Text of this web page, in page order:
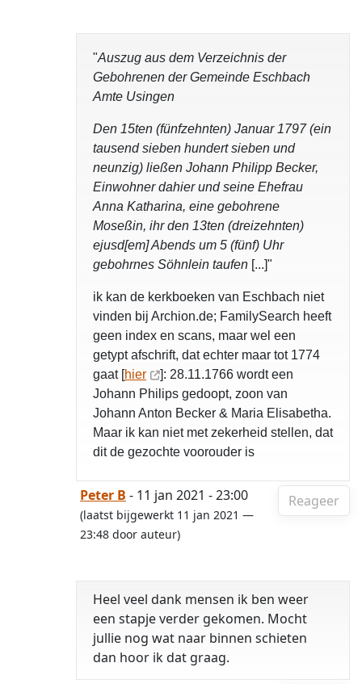
"Auszug aus dem Verzeichnis der
Gebohrenen der Gemeinde Eschbach
Amte Usingen
Den 15ten (fünfzehnten) Januar 1797 (ein
tausend sieben hundert sieben und
neunzig) ließen Johann Philipp Becker,
Einwohner dahier und seine Ehefrau
Anna Katharina, eine gebohrene
Moseßin, ihr den 13ten (dreizehnten)
ejusd[em] Abends um 5 (fünf) Uhr
gebohrnes Söhnlein taufen [...]"
ik kan de kerkboeken van Eschbach niet
vinden bij Archion.de; FamilySearch heeft
geen index en scans, maar wel een
getypt afschrift, dat echter maar tot 1774
gaat [hier
]: 28.11.1766 wordt een
Johann Philips gedoopt, zoon van
Johann Anton Becker & Maria Elisabetha.
Maar ik kan niet met zekerheid stellen, dat
dit de gezochte voorouder is
Reageer
Peter B - 11 jan 2021 - 23:00
(laatst bijgewerkt 11 jan 2021 —
23:48 door auteur)
Heel veel dank mensen ik ben weer
een stapje verder gekomen. Mocht
jullie nog wat naar binnen schieten
dan hoor ik dat graag.